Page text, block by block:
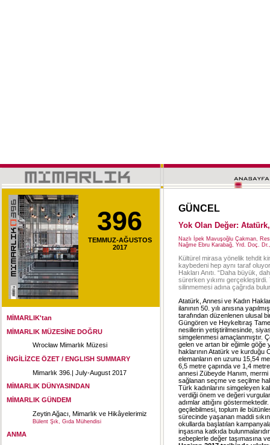
396
TEMMUZ-AĞUSTOS
2017
MİMARLIK'tan
MİMARLIK MÜZESİNE DOĞRU
Wrocław Mimarlık Müzesi
İNGİLİZCE ÖZET / ENGLISH SUMMARY
Mimarlık 396.| July-August 2017
MİMARLIK DÜNYASINDAN
MİMARLIK GÜNDEM
Zeytin Ağacı, Mimarlık ve Hikâyelerimiz
Bülent Şık, Gıda Mühendisi
ANMA
GÜNCEL
Yok Olan Değer:
Nazlı İpek Mavuşoğlu Çakman,
Nağme Ebru Karabağ, Yrd. Doç.
Kültürel mirasa yönelik tehdit
kaybedeni hep aynı taraf
Hakları Anıtı. “Daha büyük,
sürerken yıkımı
silinmemesi adına çağrıda
Atatürk, Annesi ve Kadın
ilanının 50. yılı anısına
tarafından düzenlenen ulusal
Güngören ve Heykeltıraş
nesillerin yetiştirilmesinde,
simgelenmesi amaçlanmıştır.
gelen ve artan bir eğimle göğe
haklarının Atatürk ve kurduğu
elemanların en uzunu 15,54
6,5 metre çapında ve 1,4
annesi Zübeyde Hanım,
sağlanan seçme ve seçilme
Türk kadınlarını simgeleyen
verdiği önem ve değeri
adımlar attığını
geçilebilmesi, toplum ile
sürecinde yaşanan maddi
okullarda başlatılan
inşasına katkıda
sebeplerle değer taşımasına